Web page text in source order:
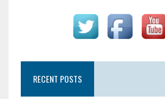
RECENT POSTS